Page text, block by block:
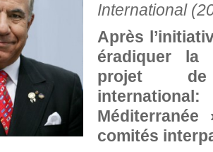
International
Après
éradiquer
projet de
comités